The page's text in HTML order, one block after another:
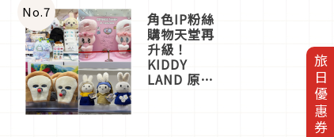
旅日優惠券
一同給出了
答案
No.7 角色IP粉絲
購物天堂再
升級！
KIDDY
LAND 原宿